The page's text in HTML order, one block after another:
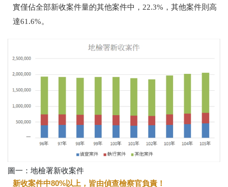
實僅佔全部新收案件量的其他案件中，22.3%，其他案件則高
達61.6%。
圖一：地檢署新收案件
新收案件中80%以上，皆由偵查檢察官負責！